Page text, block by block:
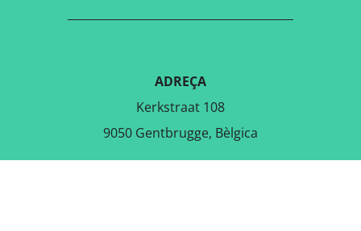
ADREÇA
Kerkstraat 108
9050 Gentbrugge, Bèlgica